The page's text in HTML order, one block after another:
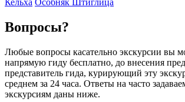
Вопросы?
Любые вопросы касательно экскурсии вы
напрямую гиду бесплатно, до внесения
представитель гида, курирующий эту
среднем за 24 часа. Ответы на часто
экскурсиям даны ниже.